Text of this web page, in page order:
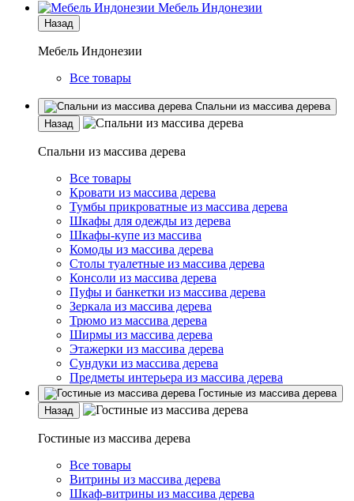
Мебель Индонезии
Назад
Мебель Индонезии
Все товары
Спальни из массива дерева
Назад
Спальни из массива дерева
Все товары
Кровати из массива дерева
Тумбы прикроватные из массива дерева
Шкафы для одежды из дерева
Шкафы-купе из массива
Комоды из массива дерева
Столы туалетные из массива дерева
Консоли из массива дерева
Пуфы и банкетки из массива дерева
Зеркала из массива дерева
Трюмо из массива дерева
Ширмы из массива дерева
Этажерки из массива дерева
Сундуки из массива дерева
Предметы интерьера из массива дерева
Гостиные из массива дерева
Назад
Гостиные из массива дерева
Все товары
Витрины из массива дерева
Шкаф-витрины из массива дерева